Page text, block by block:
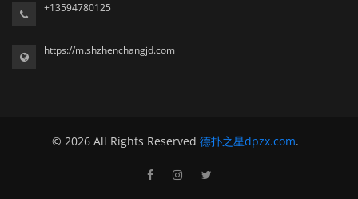
+13594780125
https://m.shzhenchangjd.com
© 2026 All Rights Reserved 德扑之星dpzx.com.